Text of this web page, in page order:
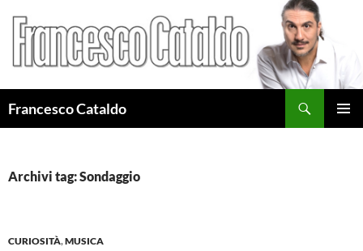
Francesco Cataldo
Archivi tag: Sondaggio
CURIOSITÀ,MUSICA